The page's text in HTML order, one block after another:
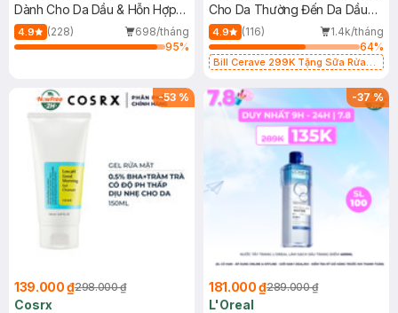
Dành Cho Da Dầu & Hỗn Hợp
500ml
4.9 (228)
698/tháng
95%
Cho Da Thường Đến Da Dầu
473ml
4.9 (116)
1.4k/tháng
64%
Bill Cerave 299K Tặng Sữa Rửa
-53 %
139.000 ₫298.000 ₫
Cosrx
-37%
181.000 ₫289.000 ₫
L'Oreal